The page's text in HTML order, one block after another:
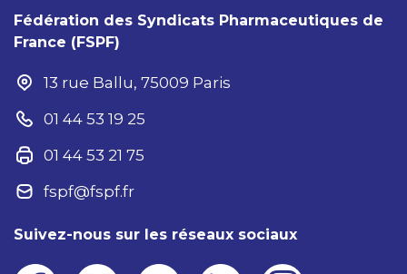
Fédération des Syndicats Pharmaceutiques de
France (FSPF)
13 rue Ballu, 75009 Paris
01 44 53 19 25
01 44 53 21 75
fspf@fspf.fr
Suivez-nous sur les réseaux sociaux